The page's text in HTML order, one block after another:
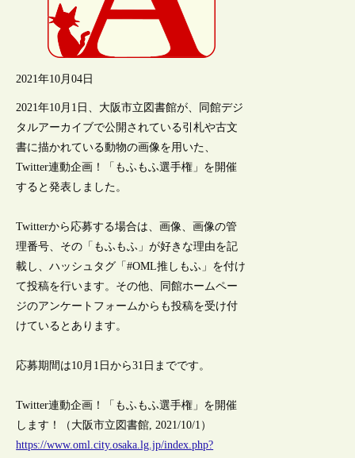
2021年10月04日
2021年10月1日、大阪市立図書館が、同館デジ
タルアーカイブで公開されている引札や古文
書に描かれている動物の画像を用いた、
Twitter連動企画！「もふもふ選手権」を開催
すると発表しました。
Twitterから応募する場合は、画像、画像の管
理番号、その「もふもふ」が好きな理由を記
載し、ハッシュタグ「#OML推しもふ」を付け
て投稿を行います。その他、同館ホームペー
ジのアンケートフォームからも投稿を受け付
けているとあります。
応募期間は10月1日から31日までです。
Twitter連動企画！「もふもふ選手権」を開催
します！（大阪市立図書館, 2021/10/1）
https://www.oml.city.osaka.lg.jp/index.php?